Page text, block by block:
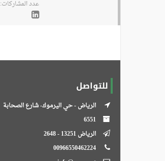
عدد المشاركات: 71
للتواصل
الرياض - حي اليرموك- شارع الصحابة
الرياض 13251 - 2648